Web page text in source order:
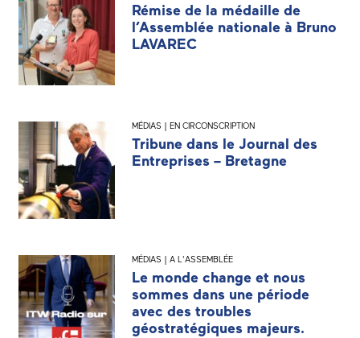
Rémise de la médaille de
l’Assemblée nationale à Bruno
LAVAREC
MÉDIAS | EN CIRCONSCRIPTION
Tribune dans le Journal des
Entreprises – Bretagne
MÉDIAS | A L'ASSEMBLÉE
Le monde change et nous
sommes dans une période
avec des troubles
géostratégiques majeurs.